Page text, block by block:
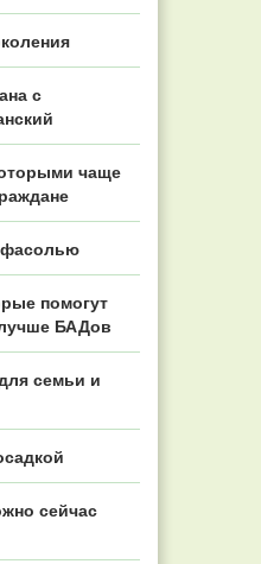
с
чаще
фасолью
помогут
БАДов
семьи и
сейчас